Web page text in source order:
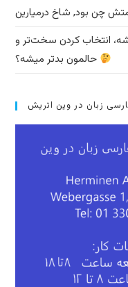
انتخاب کردن سخت‌تر و
زبان در وین اتریش